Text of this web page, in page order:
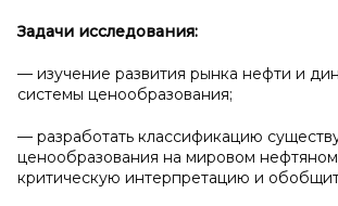
Задачи исследования:
— изучение развития рынка нефти и
системы ценообразования;
— разработать классификацию
ценообразования на мировом
критическую интерпретацию и